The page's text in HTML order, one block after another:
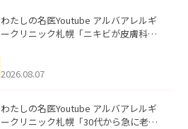
わたしの名医Youtube アルバアレルギ
ークリニック札幌「ニキビが皮膚科で
ました。
2026.08.07
わたしの名医Youtube アルバアレルギ
ークリニック札幌「30代から急に老け